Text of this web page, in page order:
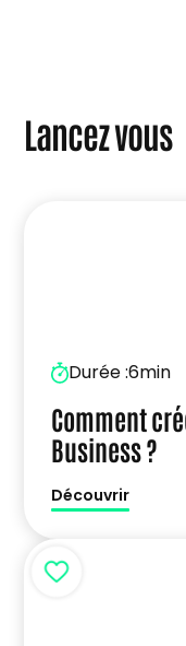
Lancez vous
Durée :6min
Comment
Business ?
Découvrir